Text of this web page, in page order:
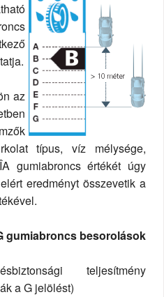
az
típus, víz mélysége,
gumiabroncs értékét úgy
eredményt összevetik a
gumiabroncs besorolások
teljesítmény
a G jelölést)